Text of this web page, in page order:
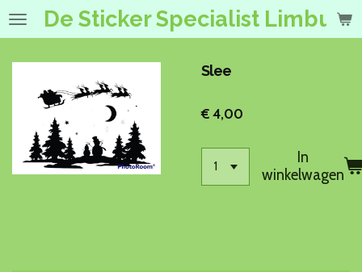
Ga
hoofdinhoud
De Sticker Specialist Limburg
Slee
€ 4,00
In
winkelwagen